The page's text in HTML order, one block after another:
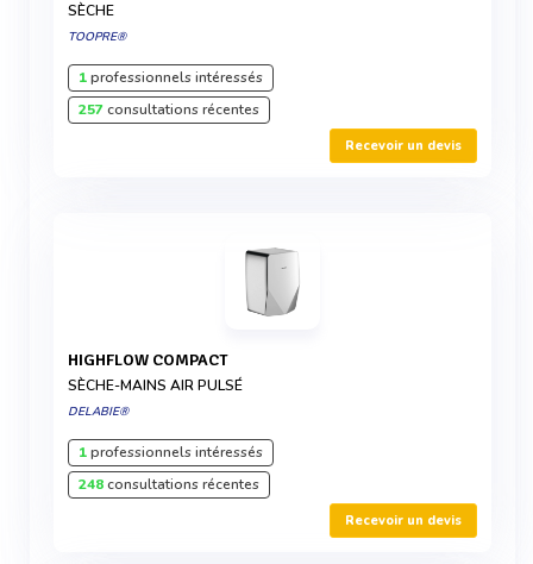
SÈCHE
TOOPRE®
1professionnels intéressés
257consultations récentes
Recevoir un devis
HIGHFLOW COMPACT
SÈCHE-MAINS AIR PULSÉ
DELABIE®
1professionnels intéressés
248consultations récentes
Recevoir un devis